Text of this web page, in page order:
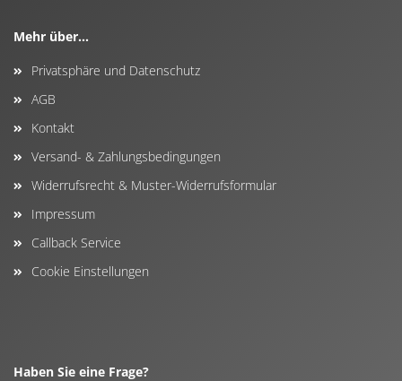
Mehr über...
Privatsphäre und Datenschutz
AGB
Kontakt
Versand- & Zahlungsbedingungen
Widerrufsrecht & Muster-Widerrufsformular
Impressum
Callback Service
Cookie Einstellungen
Haben Sie eine Frage?